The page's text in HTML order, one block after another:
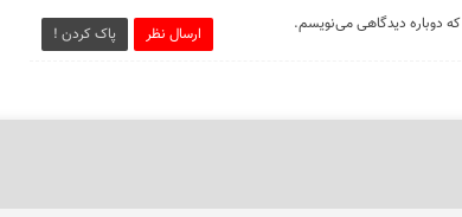
ارسال نظر پاک کردن ! که دوباره دیدگاهی می‌نویسم.